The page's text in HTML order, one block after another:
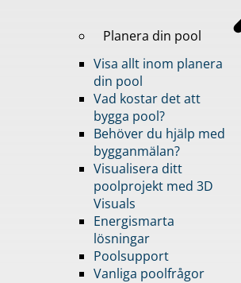
Planera din pool
Visa allt inom planera
din pool
Vad kostar det att
bygga pool?
Behöver du hjälp med
bygganmälan?
Visualisera ditt
poolprojekt med 3D
Visuals
Energismarta
lösningar
Poolsupport
Vanliga poolfrågor